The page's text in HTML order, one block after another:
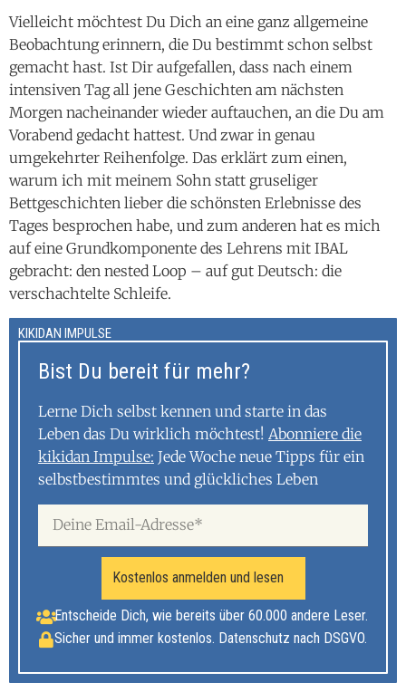
Vielleicht möchtest Du Dich an eine ganz allgemeine
Beobachtung erinnern, die Du bestimmt schon selbst
gemacht hast. Ist Dir aufgefallen, dass nach einem
intensiven Tag all jene Geschichten am nächsten
Morgen nacheinander wieder auftauchen, an die Du am
Vorabend gedacht hattest. Und zwar in genau
umgekehrter Reihenfolge. Das erklärt zum einen,
warum ich mit meinem Sohn statt gruseliger
Bettgeschichten lieber die schönsten Erlebnisse des
Tages besprochen habe, und zum anderen hat es mich
auf eine Grundkomponente des Lehrens mit IBAL
gebracht: den nested Loop – auf gut Deutsch: die
verschachtelte Schleife.
KIKIDAN IMPULSE
Bist Du bereit für mehr?
Lerne Dich selbst kennen und starte in das
Leben das Du wirklich möchtest! Abonniere die
kikidan Impulse: Jede Woche neue Tipps für ein
selbstbestimmtes und glückliches Leben
Kostenlos anmelden und lesen
Entscheide Dich, wie bereits über 60.000 andere Leser.
Sicher und immer kostenlos. Datenschutz nach DSGVO.